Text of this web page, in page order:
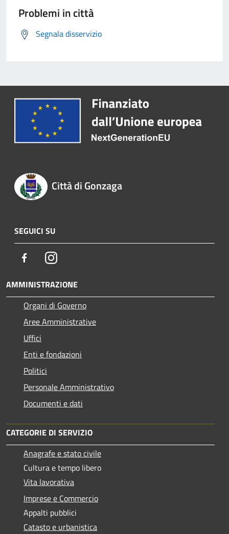
Problemi in città
Segnala disservizio
Città di Gonzaga
SEGUICI SU
FacebookInstagram
AMMINISTRAZIONE
Organi di Governo
Aree Amministrative
Uffici
Enti e fondazioni
Politici
Personale Amministrativo
Documenti e dati
CATEGORIE DI SERVIZIO
Anagrafe e stato civile
Cultura e tempo libero
Vita lavorativa
Imprese e Commercio
Appalti pubblici
Catasto e urbanistica